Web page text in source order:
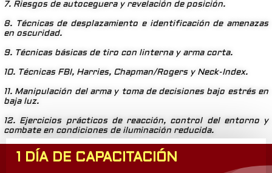
7. Riesgos de autoceguera y revelación de posición.
8. Técnicas de desplazamiento e identificación de amenazas
en oscuridad.
9. Técnicas básicas de tiro con linterna y arma corta.
10. Técnicas FBI, Harries, Chapman/Rogers y Neck-Index.
11. Manipulación del arma y toma de decisiones bajo estrés en
baja luz.
12. Ejercicios prácticos de reacción, control del entorno y
combate en condiciones de iluminación reducida.
1 DÍA DE CAPACITACIÓN